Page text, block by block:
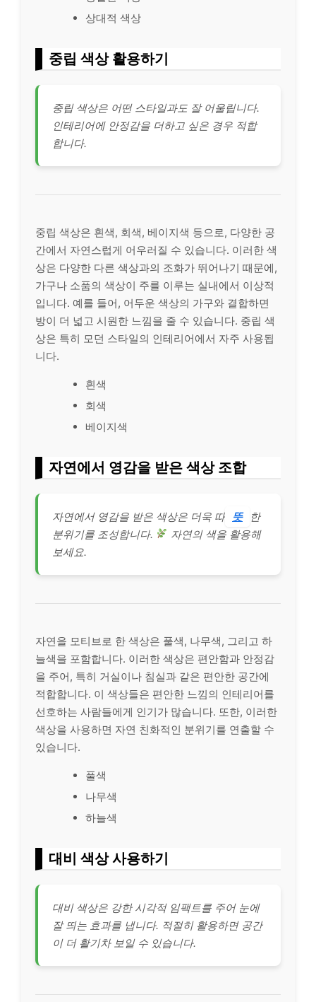
상대적 색상
중립 색상 활용하기
중립 색상은 어떤 스타일과도 잘 어울립니다.
인테리어에 안정감을 더하고 싶은 경우 적합
합니다.
중립 색상은 흰색, 회색, 베이지색 등으로, 다양한 공
간에서 자연스럽게 어우러질 수 있습니다. 이러한 색
상은 다양한 다른 색상과의 조화가 뛰어나기 때문에,
가구나 소품의 색상이 주를 이루는 실내에서 이상적
입니다. 예를 들어, 어두운 색상의 가구와 결합하면
방이 더 넓고 시원한 느낌을 줄 수 있습니다. 중립 색
상은 특히 모던 스타일의 인테리어에서 자주 사용됩
니다.
흰색
회색
베이지색
자연에서 영감을 받은 색상 조합
자연에서 영감을 받은 색상은 더욱 따 뜻
한
분위기를 조성합니다.
자연의 색을 활용해
보세요.
자연을 모티브로 한 색상은 풀색, 나무색, 그리고 하
늘색을 포함합니다. 이러한 색상은 편안함과 안정감
을 주어, 특히 거실이나 침실과 같은 편안한 공간에
적합합니다. 이 색상들은 편안한 느낌의 인테리어를
선호하는 사람들에게 인기가 많습니다. 또한, 이러한
색상을 사용하면 자연 친화적인 분위기를 연출할 수
있습니다.
풀색
나무색
하늘색
대비 색상 사용하기
대비 색상은 강한 시각적 임팩트를 주어 눈에
잘 띄는 효과를 냅니다. 적절히 활용하면 공간
이 더 활기차 보일 수 있습니다.